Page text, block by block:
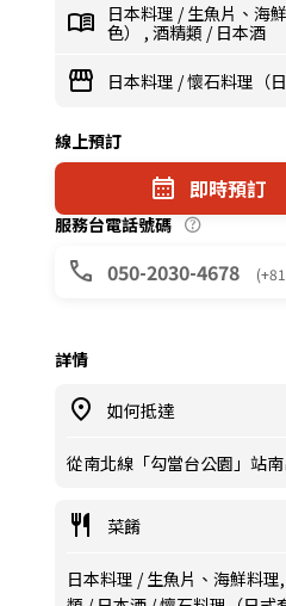
日本料理 /生魚片、海
色） , 酒精類 / 日本酒
日本料理 /懷石料理（日
線上預訂
即時預訂
服務台電話號碼
050-2030-4678
詳情
如何抵達
從南北線「勾當台公園」站
菜餚
日本料理 / 生魚片、海鮮料